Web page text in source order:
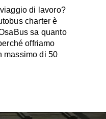
di lavoro?
charter è
sa quanto
offriamo
massimo di 50